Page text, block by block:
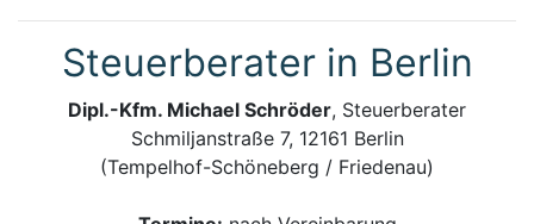
Steuerberater in Berlin
Dipl.-Kfm. Michael Schröder, Steuerberater
Schmiljanstraße 7, 12161 Berlin
(Tempelhof-Schöneberg / Friedenau)